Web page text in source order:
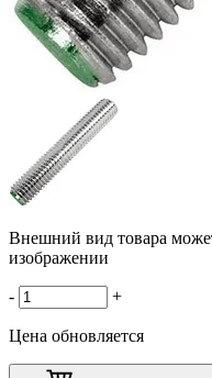
Внешний вид товара
изображении
- +
Цена обновляется